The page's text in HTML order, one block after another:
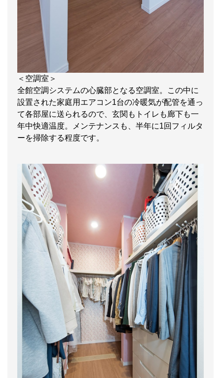
＜空調室＞
全館空調システムの心臓部となる空調室。この中に
設置された家庭用エアコン1台の冷暖気が配管を通っ
て各部屋に送られるので、玄関もトイレも廊下も一
年中快適温度。メンテナンスも、半年に1回フィルタ
ーを掃除する程度です。